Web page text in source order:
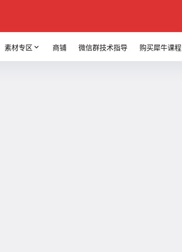
素材专区 商铺 微信群技术指导 购买犀牛课程